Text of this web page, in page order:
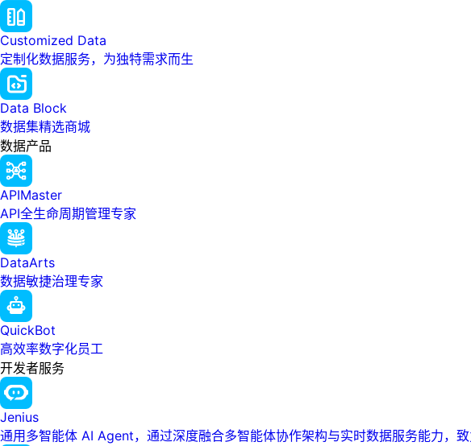
Customized Data
定制化数据服务，为独特需求而生
Data Block
数据集精选商城
数据产品
APIMaster
API全生命周期管理专家
DataArts
数据敏捷治理专家
QuickBot
高效率数字化员工
开发者服务
Jenius
通用多智能体 AI Agent，通过深度融合多智能体协作架构与实时数据服务能力，